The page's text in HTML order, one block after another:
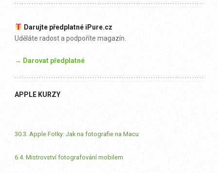
Darujte předplatné iPure.cz
Uděláte radost a podpoříte magazín.
→ Darovat předplatné
APPLE KURZY
30.3. Apple Fotky: Jak na fotografie na Macu
6.4. Mistrovství fotografování mobilem